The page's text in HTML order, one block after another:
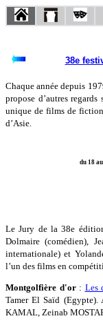
38e
Chaque année depuis
propose d’autres
unique de films de
d’Asie.
du 18
Le Jury de la 38e
Dolmaire (comédien),
internationale) et
l’un des films en
Montgolfière d'or : Les
Tamer El Saïd
KAMAL, Zeinab